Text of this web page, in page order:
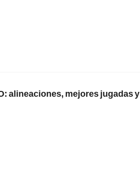
alineaciones, mejores jugadas y